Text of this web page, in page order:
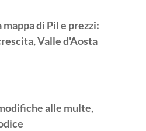
di Pil e prezzi:
Valle d'Aosta
alle multe,